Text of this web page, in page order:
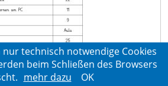
nur technisch notwendige Cookies
beim Schließen des Browsers
mehr dazu OK